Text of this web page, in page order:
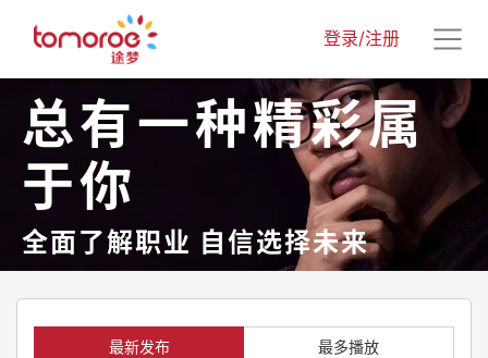
登录/注册
总有一种精彩属
于你
全面了解职业 自信选择未来
最新发布 最多播放